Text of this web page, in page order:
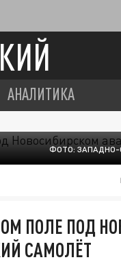
АНАЛИТИКА
ФОТО: ЗАПАДНО-
ПОЛЕ ПОД
САМОЛЁТ